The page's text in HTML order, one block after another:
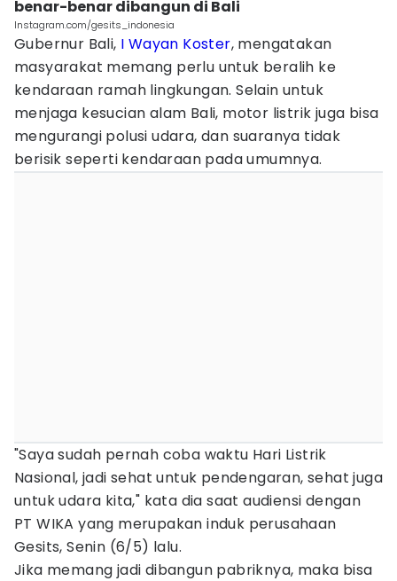
benar-benar dibangun di Bali
Instagram.com/gesits_indonesia
Gubernur Bali, I Wayan Koster, mengatakan
masyarakat memang perlu untuk beralih ke
kendaraan ramah lingkungan. Selain untuk
menjaga kesucian alam Bali, motor listrik juga bisa
mengurangi polusi udara, dan suaranya tidak
berisik seperti kendaraan pada umumnya.
"Saya sudah pernah coba waktu Hari Listrik
Nasional, jadi sehat untuk pendengaran, sehat juga
untuk udara kita," kata dia saat audiensi dengan
PT WIKA yang merupakan induk perusahaan
Gesits, Senin (6/5) lalu.
Jika memang jadi dibangun pabriknya, maka bisa